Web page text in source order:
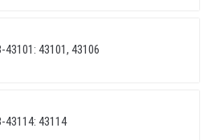
43101, 43106
43114